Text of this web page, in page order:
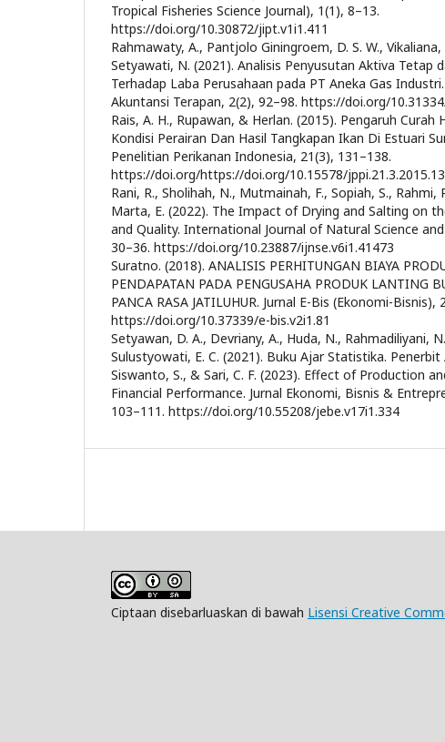
Tropical Fisheries Science Journal), 1(1), 8–13.
https://doi.org/10.30872/jipt.v1i1.411
Rahmawaty, A., Pantjolo Giningroem, D. S. W., Vikaliana,
Setyawati, N. (2021). Analisis Penyusutan Aktiva Tetap
Terhadap Laba Perusahaan pada PT Aneka Gas Industri.
Akuntansi Terapan, 2(2), 92–98. https://doi.org/
Rais, A. H., Rupawan, & Herlan. (2015). Pengaruh Curah
Kondisi Perairan Dan Hasil Tangkapan Ikan Di Estuari
Penelitian Perikanan Indonesia, 21(3), 131–138.
https://doi.org/https://doi.org/10.15578/
Rani, R., Sholihah, N., Mutmainah, F., Sopiah, S., Rahmi,
Marta, E. (2022). The Impact of Drying and Salting on
and Quality. International Journal of Natural Science
30–36. https://doi.org/10.23887/ijnse.v6i1.41473
Suratno. (2018). ANALISIS PERHITUNGAN BIAYA
PENDAPATAN PADA PENGUSAHA PRODUK LANTING
PANCA RASA JATILUHUR. Jurnal E-Bis (Ekonomi-Bisnis),
https://doi.org/10.37339/e-bis.v2i1.81
Setyawan, D. A., Devriany, A., Huda, N., Rahmadiliyani,
Sulustyowati, E. C. (2021). Buku Ajar Statistika. Penerbit
Siswanto, S., & Sari, C. F. (2023). Effect of Production
Financial Performance. Jurnal Ekonomi, Bisnis &
103–111. https://doi.org/10.55208/jebe.v17i1.334
Ciptaan disebarluaskan di bawah Lisensi Creative